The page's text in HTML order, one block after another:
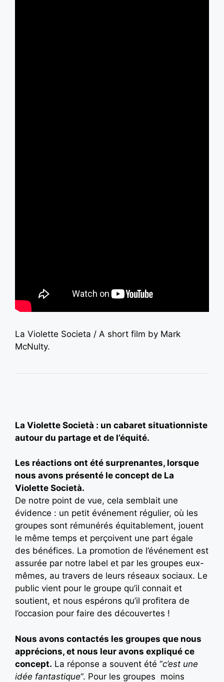
La Violette Societa / A short film by Mark
McNulty.
La Violette Società : un cabaret situationniste
autour du partage et de l’équité.
Les réactions ont été surprenantes, lorsque
nous avons présenté le concept de La
Violette Società.
De notre point de vue, cela semblait une
évidence : un petit événement régulier, où les
groupes sont rémunérés équitablement, jouent
le même temps et perçoivent une part égale
des bénéfices. La promotion de l’événement est
assurée par notre label et par les groupes eux-
mêmes, au travers de leurs réseaux sociaux. Le
public vient pour le groupe qu’il connait et
soutient, et nous espérons qu’il profitera de
l’occasion pour faire des découvertes !
Nous avons contactés les groupes que nous
apprécions, et nous leur avons expliqué ce
concept. La réponse a souvent été “c’est une
idée fantastique“. Pour les groupes moins